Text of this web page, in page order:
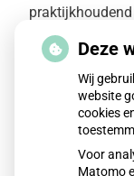
Suzanne Wieser.
Op maandag,
Vandewall. Op
Christel
assistant) en
is er op
Deze
Wij
website
cookies
Voor
Matomo